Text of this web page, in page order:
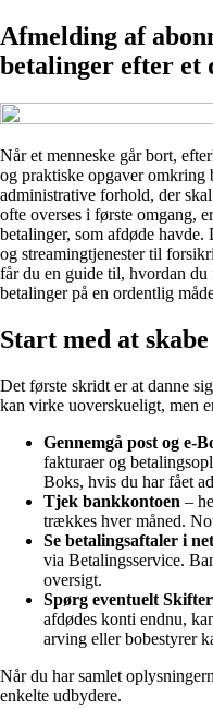
Afmelding af
betalinger efter et
Når et menneske går bort,
og praktiske opgaver omkring
administrative forhold, der
ofte overses i første omgang,
betalinger, som afdøde
og streamingtjenester til
får du en guide til, hvordan
betalinger på en ordentlig
Start med at
Det første skridt er at danne
kan virke uoverskueligt, men
Gennemgå post og e-
fakturaer og
Boks, hvis du har fået
Tjek bankkontoen –
trækkes hver måned.
Se betalingsaftaler i
via Betalingsservice.
oversigt.
Spørg eventuelt
afdødes konti endnu,
arving eller bobestyrer
Når du har samlet
enkelte udbydere.